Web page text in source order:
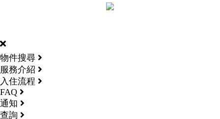
物件搜尋
服務介紹
入住流程
FAQ
通知
查詢